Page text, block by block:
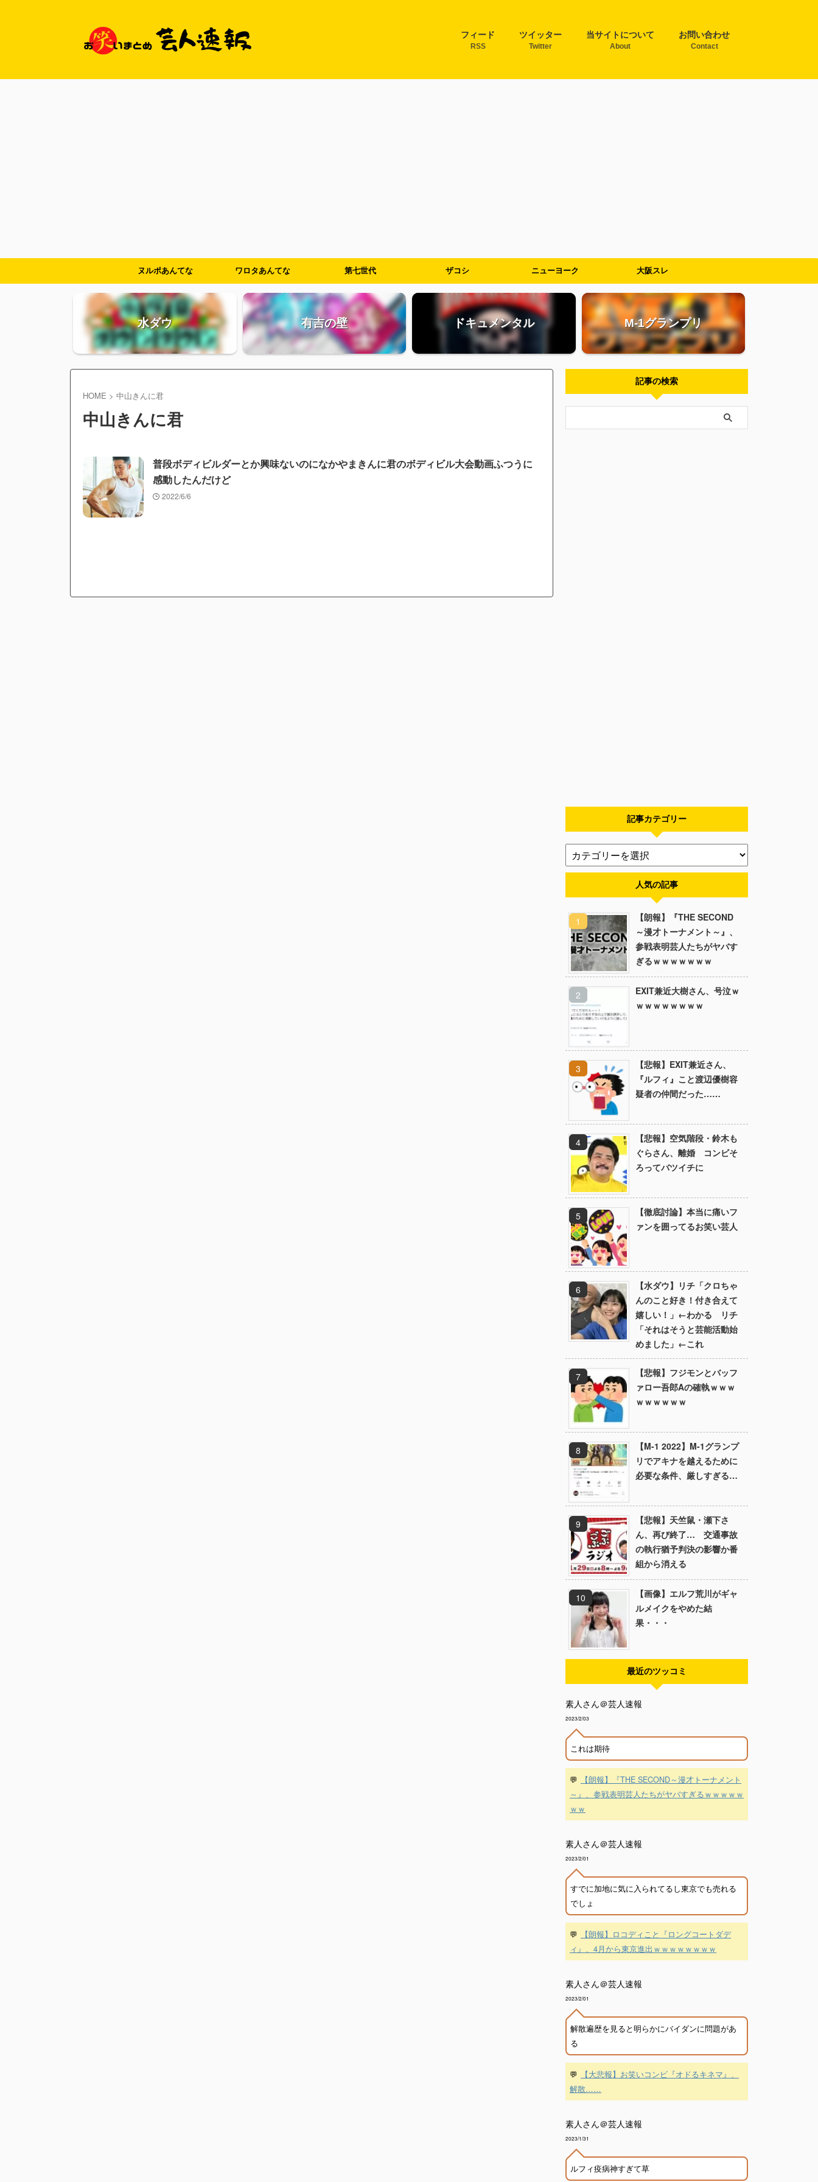
フィード
RSS
ツイッター
Twitter
当サイトについて
About
お問い合わせ
Contact
ヌルポあんてな ワロタあんてな 第七世代 ザコシ ニューヨーク 大阪スレ
水ダウ 有吉の壁 ドキュメンタル M-1グランプリ
HOME > 中山きんに君
中山きんに君
普段ボディビルダーとか興味ないのになかやまきんに君のボディビル大会動画ふつうに
感動したんだけど
2022/6/6
記事の検索
記事カテゴリー
人気の記事
【朗報】『THE SECOND
～漫才トーナメント～』、
参戦表明芸人たちがヤバす
ぎるｗｗｗｗｗｗｗ
EXIT兼近大樹さん、号泣ｗ
ｗｗｗｗｗｗｗｗ
【悲報】EXIT兼近さん、
『ルフィ』こと渡辺優樹容
疑者の仲間だった……
【悲報】空気階段・鈴木も
ぐらさん、離婚 コンビそ
ろってバツイチに
【徹底討論】本当に痛いフ
ァンを囲ってるお笑い芸人
【水ダウ】リチ「クロちゃ
んのこと好き！付き合えて
嬉しい！」←わかる リチ
「それはそうと芸能活動始
めました」←これ
【悲報】フジモンとバッフ
ァロー吾郎Aの確執ｗｗｗ
ｗｗｗｗｗｗ
【M-1 2022】M-1グランプ
リでアキナを越えるために
必要な条件、厳しすぎる…
【悲報】天竺鼠・瀬下さ
ん、再び終了… 交通事故
の執行猶予判決の影響か番
組から消える
【画像】エルフ荒川がギャ
ルメイクをやめた結
果・・・
最近のツッコミ
素人さん＠芸人速報
2023/2/03
これは期待
💬
【朗報】『THE SECOND～漫才トーナメント
～』、参戦表明芸人たちがヤバすぎるｗｗｗｗｗ
ｗｗ
素人さん＠芸人速報
2023/2/01
すでに加地に気に入られてるし東京でも売れる
でしょ
💬
【朗報】ロコディこと『ロングコートダデ
ィ』、4月から東京進出ｗｗｗｗｗｗｗｗ
素人さん＠芸人速報
2023/2/01
解散遍歴を見ると明らかにバイダンに問題があ
る
💬
【大悲報】お笑いコンビ『オドるキネマ』、
解散……
素人さん＠芸人速報
2023/1/31
ルフィ疫病神すぎて草